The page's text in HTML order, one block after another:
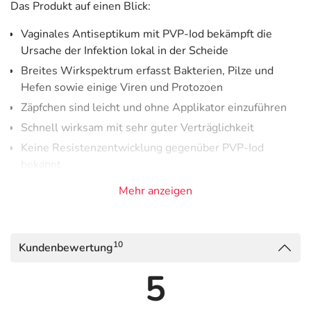
Das Produkt auf einen Blick:
Vaginales Antiseptikum mit PVP-Iod bekämpft die
Ursache der Infektion lokal in der Scheide
Breites Wirkspektrum erfasst Bakterien, Pilze und
Hefen sowie einige Viren und Protozoen
Zäpfchen sind leicht und ohne Applikator einzuführen
Schnell wirksam mit sehr guter Verträglichkeit
Keine Resistenzentwicklung gegenüber PVP-Iod
Vagisan sept ist ein einzigartiges vaginales Antiseptikum
Wirkspektrum erfasst Bakterien, Pilze und Hefen sowie
Vielzahl an Scheideninfektionen angewendet werden,
unter anderem bei spezifischen und unspezifischen
Mehr anzeigen
Kundenbewertung10
5